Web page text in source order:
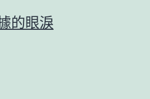
的眼淚